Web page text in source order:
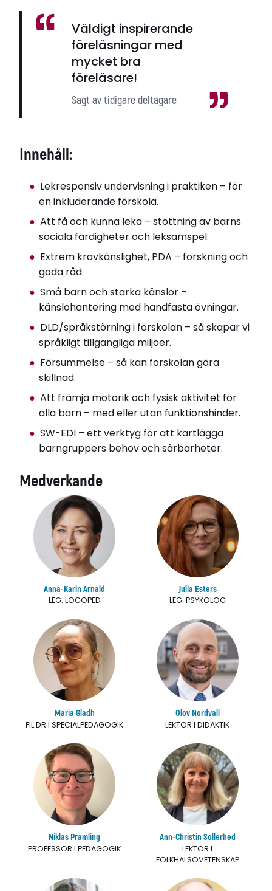
Väldigt inspirerande
föreläsningar med
mycket bra
föreläsare!
Sagt av tidigare deltagare
Innehåll:
Lekresponsiv undervisning i praktiken – för
en inkluderande förskola.
Att få och kunna leka – stöttning av barns
sociala färdigheter och leksamspel.
Extrem kravkänslighet, PDA – forskning och
goda råd.
Små barn och starka känslor –
känslohantering med handfasta övningar.
DLD/språkstörning i förskolan – så skapar vi
språkligt tillgängliga miljöer.
Försummelse – så kan förskolan göra
skillnad.
Att främja motorik och fysisk aktivitet för
alla barn – med eller utan funktionshinder.
SW-EDI – ett verktyg för att kartlägga
barngruppers behov och sårbarheter.
Medverkande
Anna-Karin Arnald
LEG. LOGOPED
Julia Esters
LEG. PSYKOLOG
Maria Gladh
FIL.DR I SPECIALPEDAGOGIK
Olov Nordvall
LEKTOR I DIDAKTIK
Niklas Pramling
PROFESSOR I PEDAGOGIK
Ann-Christin Sollerhed
LEKTOR I
FOLKHÄLSOVETENSKAP